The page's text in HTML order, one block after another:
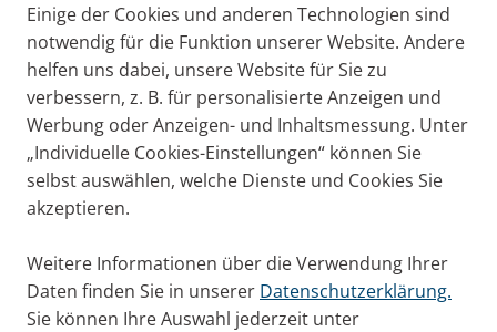
Einige der Cookies und anderen Technologien sind
notwendig für die Funktion unserer Website. Andere
helfen uns dabei, unsere Website für Sie zu
verbessern, z. B. für personalisierte Anzeigen und
Werbung oder Anzeigen- und Inhaltsmessung. Unter
„Individuelle Cookies-Einstellungen“ können Sie
selbst auswählen, welche Dienste und Cookies Sie
akzeptieren.
Weitere Informationen über die Verwendung Ihrer
Daten finden Sie in unserer Datenschutzerklärung.
Sie können Ihre Auswahl jederzeit unter
Beiträge aus der
Kategorie: Eltern + Kind
Ihr Kind hustet häufig oder ist verschleimt? Sie
fragen sich, wie kann ich mein Kind zum Inhalieren
motivieren, wenn es nicht auf Anhieb möchte? Hier
finden Sie viele hilfreiche Tipps und Tricks für Eltern
rund um die Themen Inhalieren mit Kindern, Husten
bei Kindern etc.